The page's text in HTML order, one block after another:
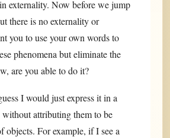
externality. Now before we jump
there is no externality or
you to use your own words to
phenomena but eliminate the
are you able to do it?
I would just express it in a
attributing them to be
objects. For example, if I see a